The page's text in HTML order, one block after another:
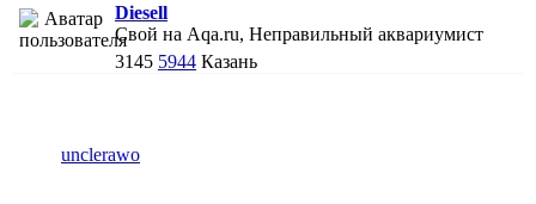
Diesell
Свой на Aqa.ru, Неправильный аквариумист
3145 5944 Казань
unclerawo